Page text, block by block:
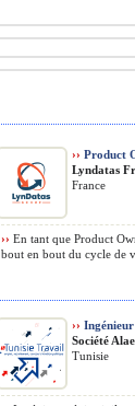
›› Product
Lyndatas
France
›› En tant que Product
bout en bout du cycle de
››
Société
Tunisie